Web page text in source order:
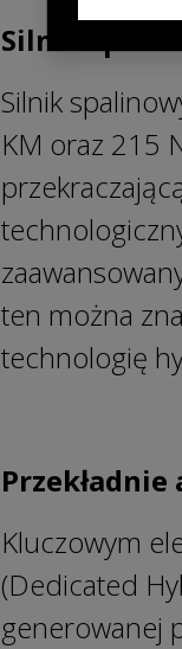
Silnik
Silnik
KM oraz 215
ten można
technologię
Kluczowym
(Dedicated
generowanej